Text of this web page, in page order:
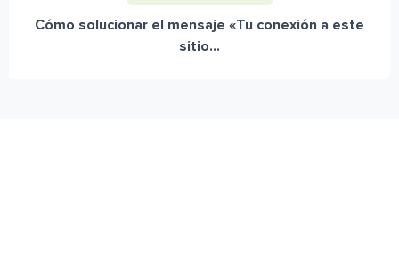
Cómo solucionar el mensaje «Tu conexión a este
sitio...